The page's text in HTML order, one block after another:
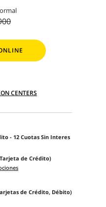
CENTERS
- 12 Cuotas Sin Interes
de Crédito)
de Crédito, Débito)